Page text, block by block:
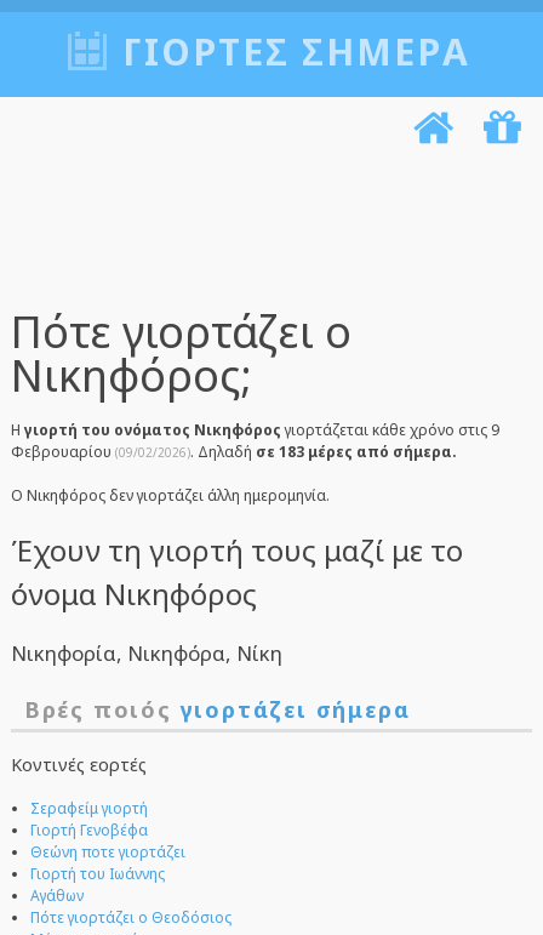
ΓΙΟΡΤΈΣ ΣΉΜΕΡΑ
Πότε γιορτάζει ο
Νικηφόρος;
Η γιορτή του ονόματος Νικηφόροςγιορτάζεται κάθε χρόνο στις 9
Φεβρουαρίου (09/02/2026). Δηλαδή σε 183 μέρες από σήμερα.
Ο Νικηφόρος δεν γιορτάζει άλλη ημερομηνία.
Έχουν τη γιορτή τους μαζί με το
όνομα Νικηφόρος
Νικηφορία, Νικηφόρα, Νίκη
Βρές ποιόςγιορτάζει σήμερα
Κοντινές εορτές
Σεραφείμ γιορτή
Γιορτή Γενοβέφα
Θεώνη ποτε γιορτάζει
Γιορτή του Ιωάννης
Αγάθων
Πότε γιορτάζει ο Θεοδόσιος